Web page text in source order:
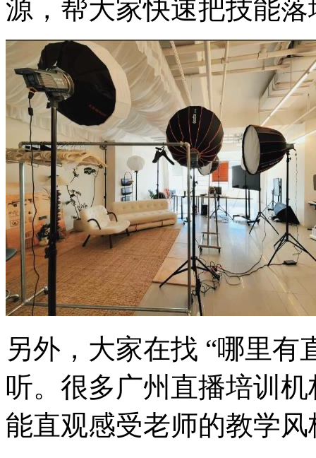
源，帮大家快速把技能落
另外，大家在找 “哪里有
听。很多广州直播培训
能直观感受老师的教学